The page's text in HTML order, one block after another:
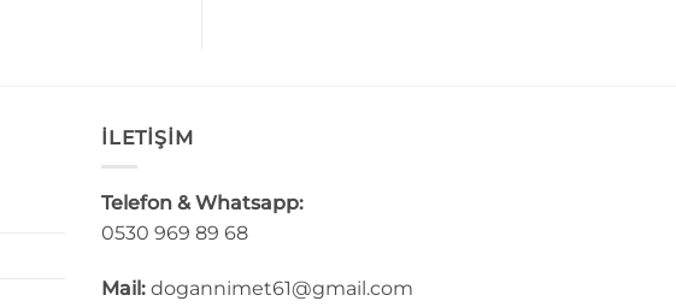
İLETİŞİM
Telefon & Whatsapp:
0530 969 89 68
Mail: dogannimet61@gmail.com